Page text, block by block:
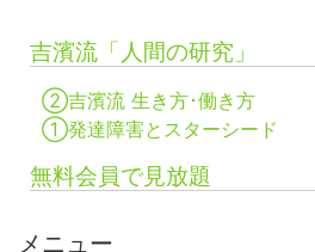
吉濱流「人間の研究」
②吉濱流 生き方･働き方
①発達障害とスターシード
無料会員で見放題
メニュー